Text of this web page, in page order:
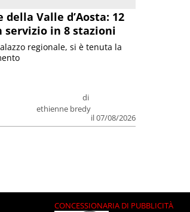
della Valle d’Aosta: 12
servizio in 8 stazioni
di
ethienne bredy
il 07/08/2026
regionale, si è tenuta la
CONCESSIONARIA DI PUBBLICITÀ